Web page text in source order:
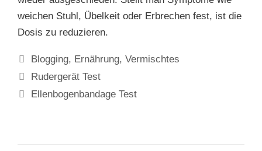
weichen Stuhl, Übelkeit oder Erbrechen fest, ist die
Dosis zu reduzieren.
Kategorien
Blogging, Ernährung,Vermischtes
Beitrags-
Navigation
Rudergerät Test
Ellenbogenbandage Test